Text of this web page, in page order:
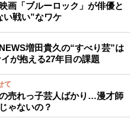
画「ブルーロック」が俳優と
い戦い”なワケ
増田貴久の“すべり芸”は
が抱える27年目の課題
て
売れっ子芸人ばかり…漫才師
ゃないの？